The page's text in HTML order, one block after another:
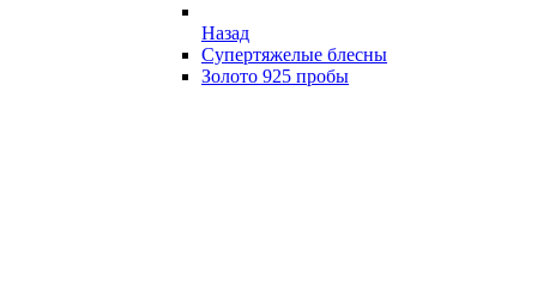
Назад
Супертяжелые блесны
Золото 925 пробы